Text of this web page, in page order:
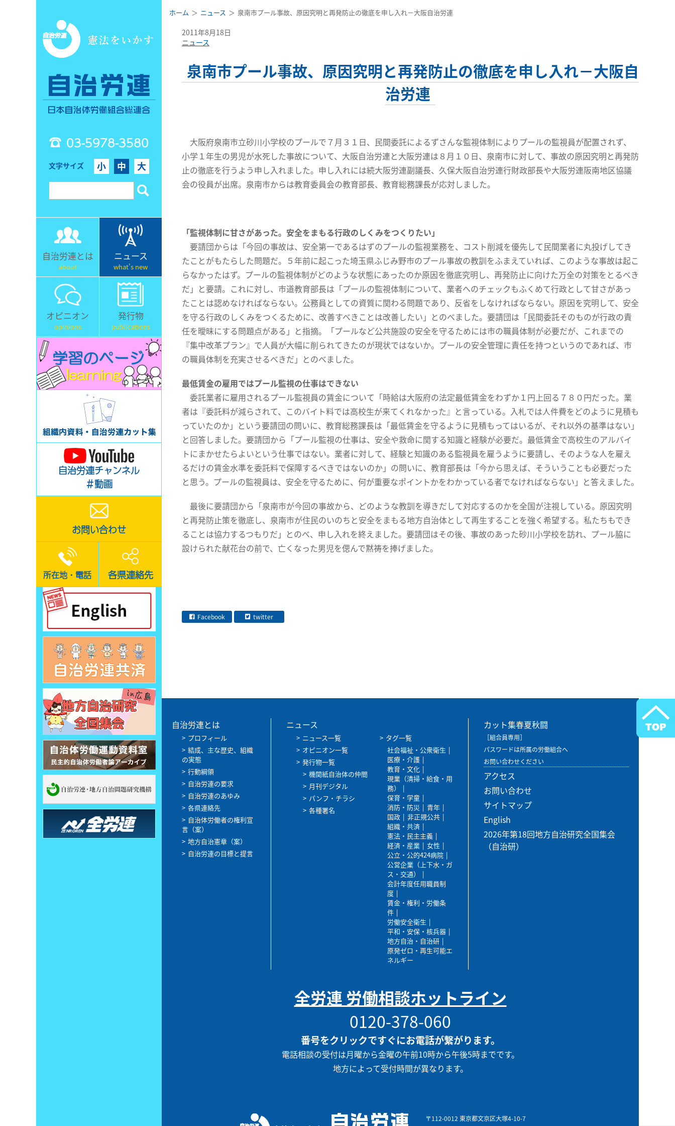
03-5978-3580
文字サイズ 小 中 大
自治労連とは
about
ニュース
what's new
オピニオン
opinions
発行物
publications
自治労連チャンネル
＃動画
お問い合わせ
所在地・電話 各県連絡先
ホーム ニュース 泉南市プール事故、原因究明と再発防止の徹底を申し入れ－大阪自治労連
2011年8月18日
ニュース
泉南市プール事故、原因究明と再発防止の徹底を申し入れ－大阪自
治労連
大阪府泉南市立砂川小学校のプールで７月３１日、民間委託によるずさんな監視体制によりプールの監視員が配置されず、
小学１年生の男児が水死した事故について、大阪自治労連と大阪労連は８月１０日、泉南市に対して、事故の原因究明と再発防
止の徹底を行うよう申し入れました。申し入れには続大阪労連副議長、久保大阪自治労連行財政部長や大阪労連阪南地区協議
会の役員が出席。泉南市からは教育委員会の教育部長、教育総務課長が応対しました。
「監視体制に甘さがあった。安全をまもる行政のしくみをつくりたい」
要請団からは「今回の事故は、安全第一であるはずのプールの監視業務を、コスト削減を優先して民間業者に丸投げしてき
たことがもたらした問題だ。５年前に起こった埼玉県ふじみ野市のプール事故の教訓をふまえていれば、このような事故は起こ
らなかったはず。プールの監視体制がどのような状態にあったのか原因を徹底究明し、再発防止に向けた万全の対策をとるべき
だ」と要請。これに対し、市道教育部長は「プールの監視体制について、業者へのチェックもふくめて行政として甘さがあっ
たことは認めなければならない。公務員としての資質に関わる問題であり、反省をしなければならない。原因を究明して、安全
を守る行政のしくみをつくるために、改善すべきことは改善したい」とのべました。要請団は「民間委託そのものが行政の責
任を曖昧にする問題点がある」と指摘。「プールなど公共施設の安全を守るためには市の職員体制が必要だが、これまでの
『集中改革プラン』で人員が大幅に削られてきたのが現状ではないか。プールの安全管理に責任を持つというのであれば、市
の職員体制を充実させるべきだ」とのべました。
最低賃金の雇用ではプール監視の仕事はできない
委託業者に雇用されるプール監視員の賃金について「時給は大阪府の法定最低賃金をわずか１円上回る７８０円だった。業
者は『委託料が減らされて、このバイト料では高校生が来てくれなかった』と言っている。入札では人件費をどのように見積も
っていたのか」という要請団の問いに、教育総務課長は「最低賃金を守るように見積もってはいるが、それ以外の基準はない」
と回答しました。要請団から「プール監視の仕事は、安全や救命に関する知識と経験が必要だ。最低賃金で高校生のアルバイ
トにまかせたらよいという仕事ではない。業者に対して、経験と知識のある監視員を雇うように要請し、そのような人を雇え
るだけの賃金水準を委託料で保障するべきではないのか」の問いに、教育部長は「今から思えば、そういうことも必要だった
と思う。プールの監視員は、安全を守るために、何が重要なポイントかをわかっている者でなければならない」と答えました。
最後に要請団から「泉南市が今回の事故から、どのような教訓を導きだして対応するのかを全国が注視している。原因究明
と再発防止策を徹底し、泉南市が住民のいのちと安全をまもる地方自治体として再生することを強く希望する。私たちもでき
ることは協力するつもりだ」とのべ、申し入れを終えました。要請団はその後、事故のあった砂川小学校を訪れ、プール脇に
設けられた献花台の前で、亡くなった男児を偲んで黙祷を捧げました。
Facebook twitter
自治労連とは
プロフィール
結成、主な歴史、組織
の実態
行動綱領
自治労連の要求
自治労連のあゆみ
各県連絡先
自治体労働者の権利宣
言（案）
地方自治憲章（案）
自治労連の目標と提言
ニュース
ニュース一覧
オピニオン一覧
発行物一覧
機関紙自治体の仲間
月刊デジタル
パンフ・チラシ
各種署名
タグ一覧
社会福祉・公衆衛生
医療・介護
教育・文化
現業（清掃・給食・用
務）
保育・学童
消防・防災
青年
国政
非正規公共
組織・共済
憲法・民主主義
経済・産業
女性
公立・公的424病院
公営企業（上下水・ガ
ス・交通）
会計年度任用職員制
度
賃金・権利・労働条
件
労働安全衛生
平和・安保・核兵器
地方自治・自治研
原発ゼロ・再生可能エ
ネルギー
カット集春夏秋闘
［組合員専用］
パスワードは所属の労働組合へ
お問い合わせください
アクセス
お問い合わせ
サイトマップ
English
2026年第18回地方自治研究全国集会
（自治研）
全労連 労働相談ホットライン
0120-378-060
番号をクリックですぐにお電話が繋がります。
電話相談の受付は月曜から金曜の午前10時から午後5時までです。
地方によって受付時間が異なります。
〒112-0012 東京都文京区大塚4-10-7